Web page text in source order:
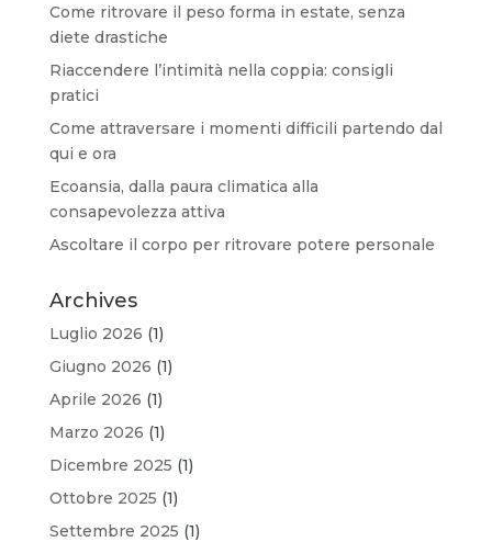
Come ritrovare il peso forma in estate, senza
diete drastiche
Riaccendere l’intimità nella coppia: consigli
pratici
Come attraversare i momenti difficili partendo dal
qui e ora
Ecoansia, dalla paura climatica alla
consapevolezza attiva
Ascoltare il corpo per ritrovare potere personale
Archives
Luglio 2026 (1)
Giugno 2026 (1)
Aprile 2026 (1)
Marzo 2026 (1)
Dicembre 2025 (1)
Ottobre 2025 (1)
Settembre 2025 (1)